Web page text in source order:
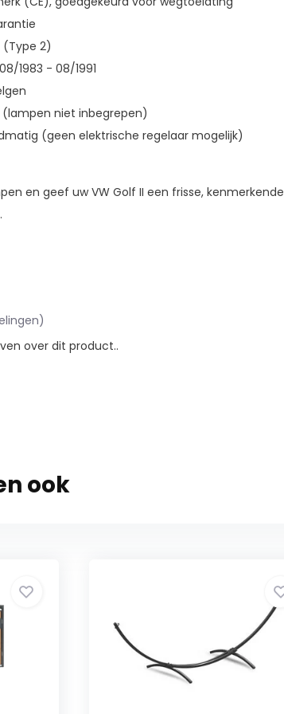
(Type 2)
08/1983 - 08/1991
(lampen niet inbegrepen)
(geen elektrische regelaar mogelijk)
en geef uw VW Golf II een frisse, kenmerkende
over dit product..
ook